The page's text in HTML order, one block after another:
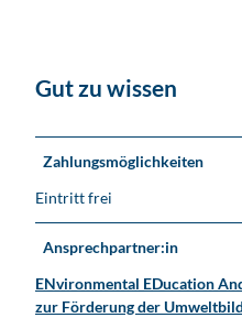
Gut zu wissen
Zahlungsmöglichkeiten
Eintritt frei
Ansprechpartner:in
ENvironmental EDucation
zur Förderung der